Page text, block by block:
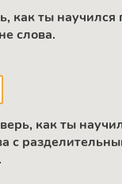
как ты научился
слова.
как ты
с